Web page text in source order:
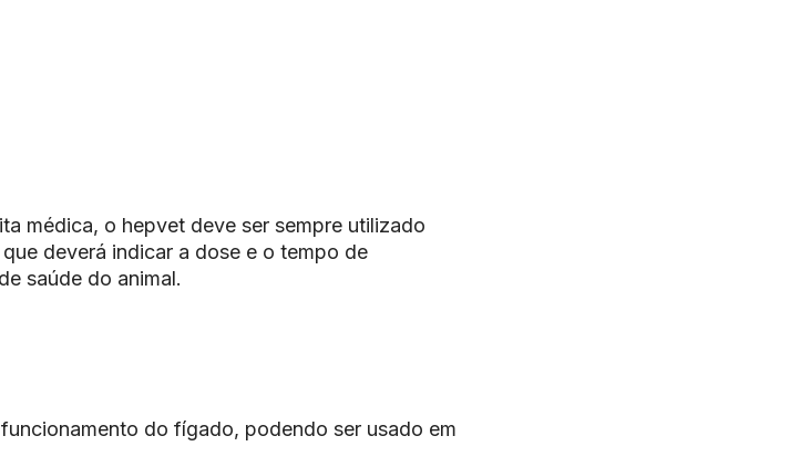
médica, o hepvet deve ser sempre utilizado
deverá indicar a dose e o tempo de
saúde do animal.
do fígado, podendo ser usado em